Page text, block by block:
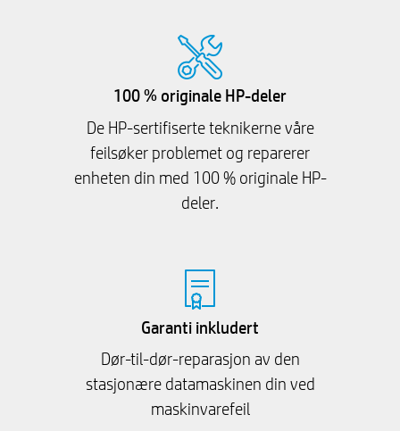
100 % originale HP-deler
De HP-sertifiserte teknikerne våre
feilsøker problemet og reparerer
enheten din med 100 % originale HP-
deler.
Garanti inkludert
Dør-til-dør-reparasjon av den
stasjonære datamaskinen din ved
maskinvarefeil